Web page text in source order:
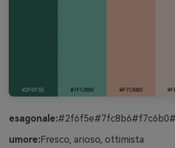
esagonale:
umore:Fresco, arioso, ottimista